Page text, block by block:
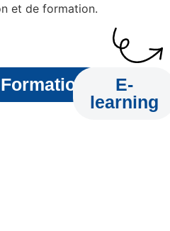
et de formation.
Formation
E-
learning